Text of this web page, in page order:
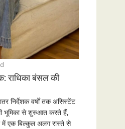
राधिका बंसल की
निर्देशक वर्षों तक असिस्टेंट
भूमिका से शुरुआत करते हैं,
में एक बिल्कुल अलग रास्ते से